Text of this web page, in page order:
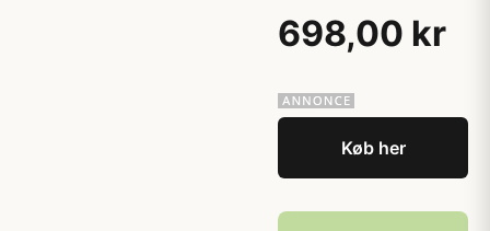
698,00 kr
Køb her